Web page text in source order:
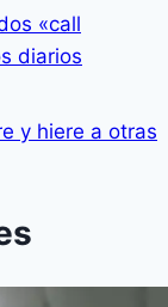
«call
diarios
y hiere a otras